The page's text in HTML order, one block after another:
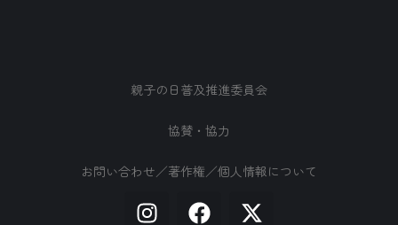
親子の日普及推進委員会
協賛・協力
お問い合わせ／著作権／個人情報について